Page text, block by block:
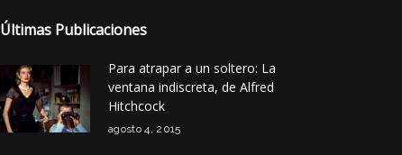
Últimas Publicaciones
Para atrapar a un soltero: La
ventana indiscreta, de Alfred
Hitchcock
agosto 4, 2015